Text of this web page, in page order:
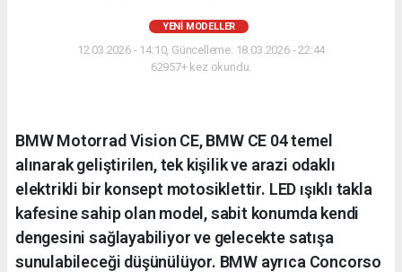
YENI MODELLER
12.03.2026 - 14:10, Güncelleme: 18.03.2026 - 22:44
62957+ kez okundu.
BMW Motorrad Vision CE, BMW CE 04 temel
alınarak geliştirilen, tek kişilik ve arazi odaklı
elektrikli bir konsept motosiklettir. LED ışıklı takla
kafesine sahip olan model, sabit konumda kendi
dengesini sağlayabiliyor ve gelecekte satışa
sunulabileceği düşünülüyor. BMW ayrıca Concorso